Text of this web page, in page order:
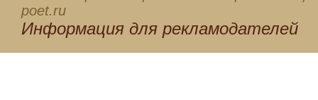
poet.ru
Информация для рекламодателей